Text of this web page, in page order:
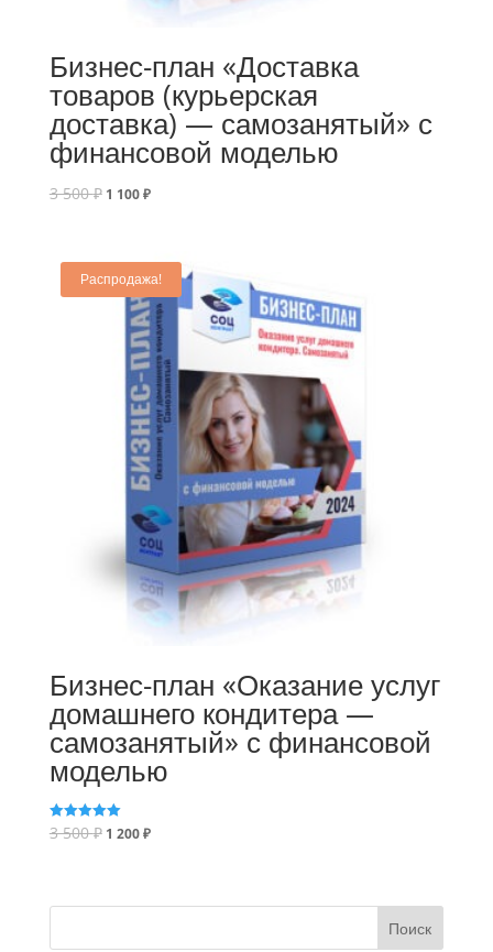
Бизнес-план «Доставка
товаров (курьерская
доставка) — самозанятый» с
финансовой моделью
3 500₽ 1 100₽
Распродажа!
Бизнес-план «Оказание услуг
домашнего кондитера —
самозанятый» с финансовой
моделью
Оценка
5.00
3 500₽ 1 200₽